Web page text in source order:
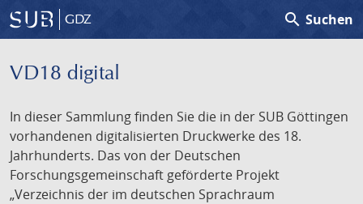
GDZ search Suchen
VD18 digital
In dieser Sammlung finden Sie die in der SUB Göttingen
vorhandenen digitalisierten Druckwerke des 18.
Jahrhunderts. Das von der Deutschen
Forschungsgemeinschaft geförderte Projekt
„Verzeichnis der im deutschen Sprachraum